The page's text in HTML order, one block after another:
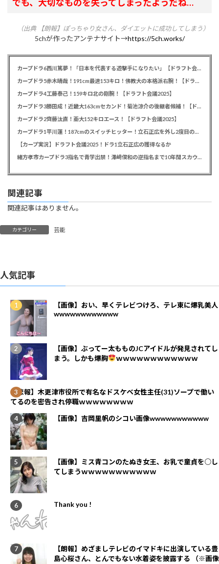
でも、大切なものを失ってしまったようだね…
（出典 【朗報】ぽっちゃり女さん、ダイエットに成功してしまう）
5chが作ったアンテナサイト→https://5ch.works/
カープドラ6西川篤夢！「日本を代表する遊撃手になりたい」【ドラフト会議2025】
カープドラ5赤木晴哉！191cm最速153キロ！佛教大の本格派右腕！【ドラフト会議2025】
カープドラ4工藤泰己！159キロ北の剛腕！【ドラフト会議2025】
カープドラ3勝田成！近畿大163cmセカンド！菊池涼介の後継者候補！【ドラフト会議2025】
カープドラ2齊藤汰直！亜大152キロエース！【ドラフト会議2025】
カープドラ1平川蓮！187cmのスイッチヒッター！立石正広を外し2度目の重複も新井監督がクジを引き当てる！【ドラフト会議2025】
【カープ実況】ドラフト会議2025！ドラ1立石正広の獲得なるか
緒方孝市カープドラ3指名で青学出禁！澤﨑俊和の逆指名まで10年間スカウト出禁
関連記事
関連記事はありません。
カテゴリー 芸能
人気記事
【画像】おい、早くテレビつけろ、テレ東に爆乳美人
wwwwwwwwwwww
【画像】ぶってー太もものJCアイドルが発見されてし
まう。しかも爆胸
ｗｗｗｗｗｗｗｗｗｗｗｗ
【悲報】木更津市役所で有名なドスケベ女性主任(31)ソープで働い
てるのを密告され停職ｗｗｗｗｗｗｗｗ
【画像】吉岡里帆のシコい画像wwwwwwwwwww
【画像】ミス青コンのたぬき女王、お乳で童貞を○し
てしまうｗｗｗｗｗｗｗｗｗｗｗ
Thank you !
【朗報】めざましテレビのイマドキに出演している豊
島心桜さん、とんでもない水着姿を披露する （※画像